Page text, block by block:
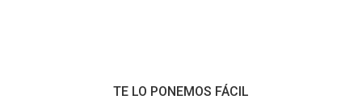
TE LO PONEMOS FÁCIL